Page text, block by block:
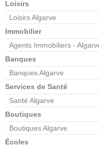
Loisirs
Loisirs Algarve
Immobilier
Agents Immobiliers -
Banques
Banques Algarve
Services de Santé
Santé Algarve
Boutiques
Boutiques Algarve
Écoles